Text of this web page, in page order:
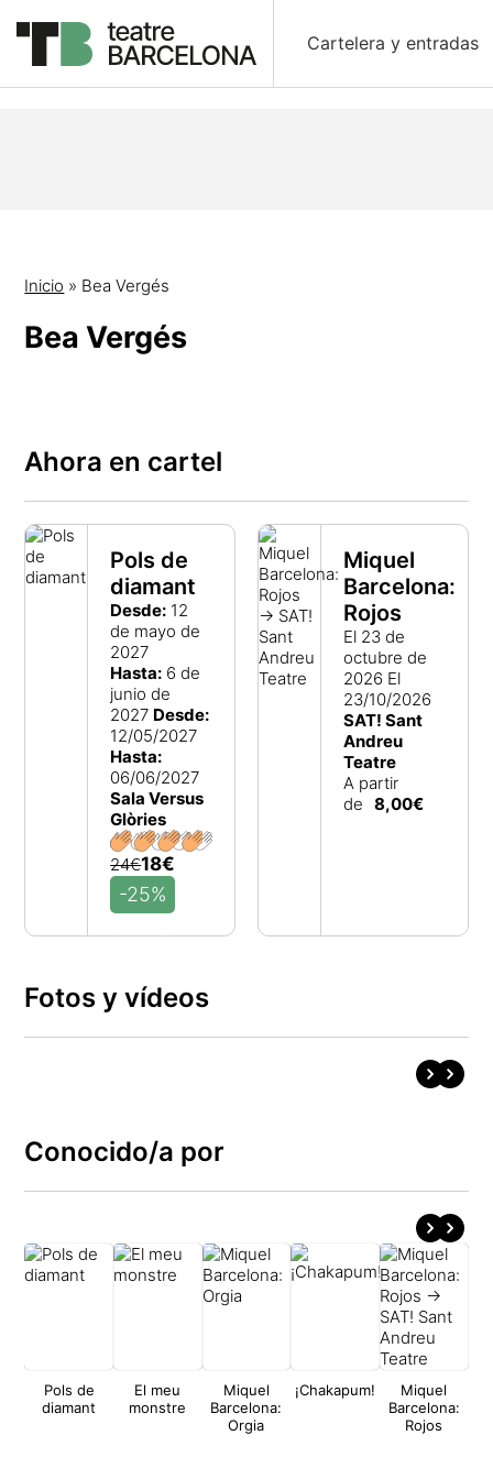
Cartelera y entradas
Inicio » Bea Vergés
Bea Vergés
Ahora en cartel
Pols de
diamant
Desde: 12
de mayo de
2027
Hasta: 6 de
junio de
2027 Desde:
12/05/2027
Hasta:
06/06/2027
Sala Versus
Glòries
24€18€
-25%
Miquel
Barcelona:
Rojos
El 23 de
octubre de
2026 El
23/10/2026
SAT! Sant
Andreu
Teatre
A partir
de 8,00€
Fotos y vídeos
Conocido/a por
Pols de
diamant
El meu
monstre
Miquel
Barcelona:
Orgia
¡Chakapum!
Miquel
Barcelona:
Rojos